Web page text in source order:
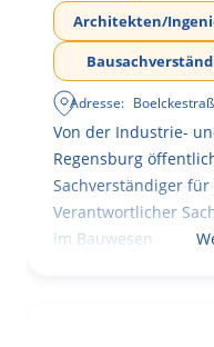
Architekten/
Adresse:
Von der Industrie-
Regensburg
Sachverständiger
Verantwortlicher
im Bauwesen